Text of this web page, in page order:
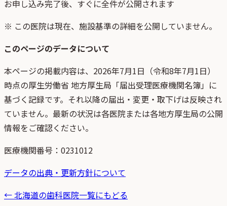
お申し込み完了後、すぐに全件が公開されます
※ この医院は現在、施設基準の詳細を公開していません。
このページのデータについて
本ページの掲載内容は、 2026年7月1日 （令和8年7月1日）
時点の厚生労働省 地方厚生局「届出受理医療機関名簿」 に
基づく記録です。それ以降の届出・変更・取下げは反映され
ていません。最新の状況は各医院または各地方厚生局の公開
情報をご確認ください。
医療機関番号： 0231012
データの出典・更新方針について
←北海道の歯科医院一覧にもどる